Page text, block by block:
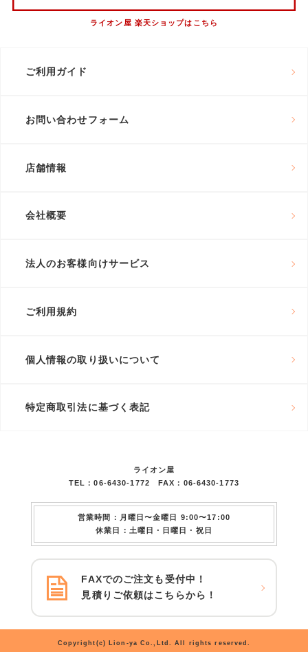
ライオン屋 楽天ショップはこちら
ご利用ガイド
お問い合わせフォーム
店舗情報
会社概要
法人のお客様向けサービス
ご利用規約
個人情報の取り扱いについて
特定商取引法に基づく表記
ライオン屋
TEL：06-6430-1772 FAX：06-6430-1773
営業時間：月曜日〜金曜日 9:00〜17:00
休業日：土曜日・日曜日・祝日
FAXでのご注文も受付中！
見積りご依頼はこちらから！
Copyright(c) Lion-ya Co.,Ltd. All rights reserved.